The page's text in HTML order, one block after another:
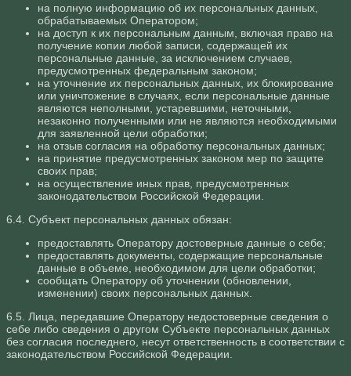
на полную информацию об их персональных данных,
обрабатываемых Оператором;
на доступ к их персональным данным, включая право на
получение копии любой записи, содержащей их
персональные данные, за исключением случаев,
предусмотренных федеральным законом;
на уточнение их персональных данных, их блокирование
или уничтожение в случаях, если персональные данные
являются неполными, устаревшими, неточными,
незаконно полученными или не являются необходимыми
для заявленной цели обработки;
на отзыв согласия на обработку персональных данных;
на принятие предусмотренных законом мер по защите
своих прав;
на осуществление иных прав, предусмотренных
законодательством Российской Федерации.
6.4. Субъект персональных данных обязан:
предоставлять Оператору достоверные данные о себе;
предоставлять документы, содержащие персональные
данные в объеме, необходимом для цели обработки;
сообщать Оператору об уточнении (обновлении,
изменении) своих персональных данных.
6.5. Лица, передавшие Оператору недостоверные сведения о
себе либо сведения о другом Субъекте персональных данных
без согласия последнего, несут ответственность в соответствии с
законодательством Российской Федерации.